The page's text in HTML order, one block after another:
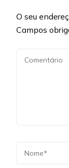
O seu
Campos